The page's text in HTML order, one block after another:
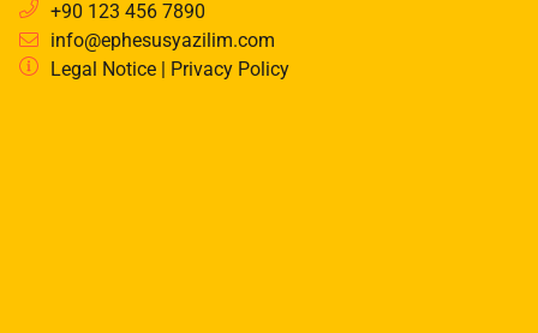
+90 123 456 7890
info@ephesusyazilim.com
Legal Notice| Privacy Policy